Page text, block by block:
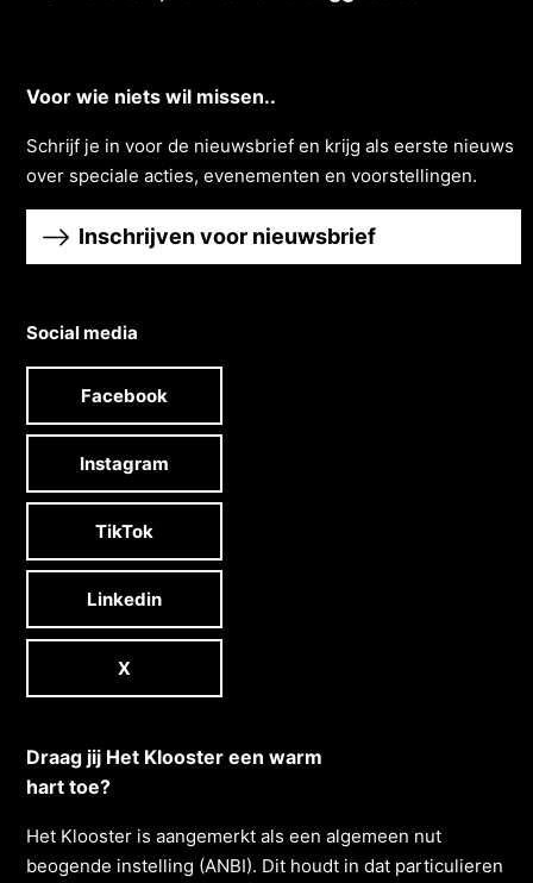
Voor wie niets wil missen..
Schrĳf je in voor de nieuwsbrief en krĳg als eerste nieuws
over speciale acties, evenementen en voorstellingen.
Inschrijven voor nieuwsbrief
Social media
Facebook
Instagram
TikTok
Linkedin
X
Draag jij Het Klooster een warm
hart toe?
Het Klooster is aangemerkt als een algemeen nut
beogende instelling (ANBI). Dit houdt in dat particulieren